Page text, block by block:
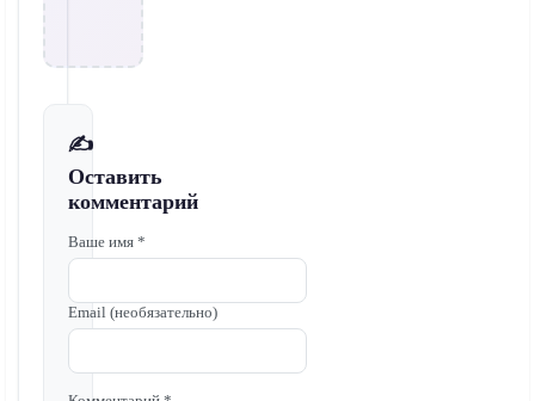
✍️
Оставить
комментарий
Ваше имя *
Email (необязательно)